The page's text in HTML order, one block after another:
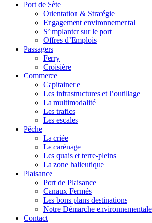
Port de Sète
Orientation & Stratégie
Engagement environnemental
S’implanter sur le port
Offres d’Emplois
Passagers
Ferry
Croisière
Commerce
Capitainerie
Les infrastructures et l’outillage
La multimodalité
Les trafics
Les escales
Pêche
La criée
Le carénage
Les quais et terre-pleins
La zone halieutique
Plaisance
Port de Plaisance
Canaux Fermés
Les bons plans destinations
Notre Démarche environnementale
Contact